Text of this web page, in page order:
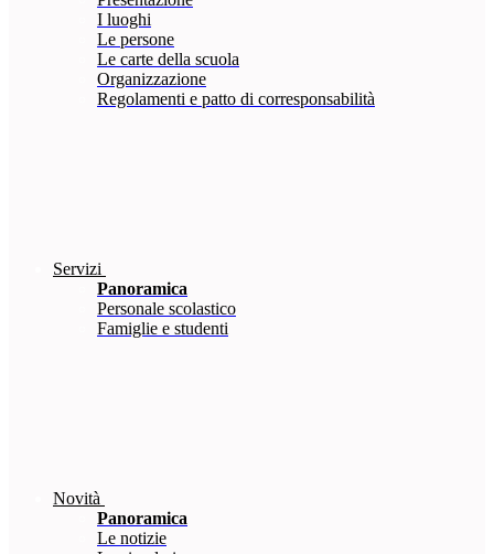
I luoghi
Le persone
Le carte della scuola
Organizzazione
Regolamenti e patto di corresponsabilità
Servizi
Panoramica
Personale scolastico
Famiglie e studenti
Novità
Panoramica
Le notizie